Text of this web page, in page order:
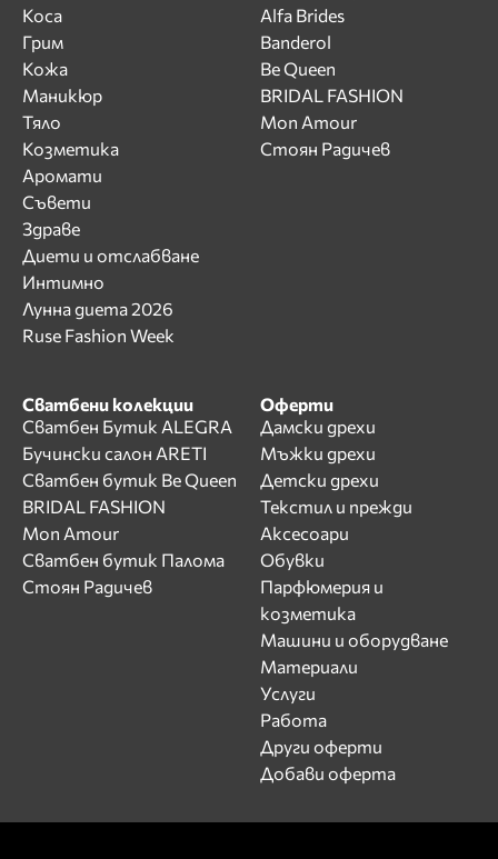
Коса
Грим
Кожа
Маникюр
Тяло
Козметика
Аромати
Съвети
Здраве
Диети и отслабване
Интимно
Лунна диета 2026
Ruse Fashion Week
Alfa Brides
Banderol
Be Queen
BRIDAL FASHION
Mon Amour
Стоян Радичев
Сватбени колекции
Сватбен Бутик ALEGRA
Бучински салон ARETI
Сватбен бутик Be Queen
BRIDAL FASHION
Mon Amour
Сватбен бутик Палома
Стоян Радичев
Оферти
Дамски дрехи
Мъжки дрехи
Детски дрехи
Текстил и прежди
Аксесоари
Обувки
Парфюмерия и
козметика
Машини и оборудване
Материали
Услуги
Работа
Други оферти
Добави оферта